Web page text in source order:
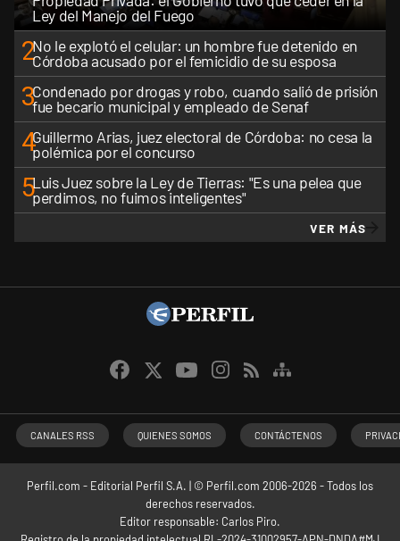
Ley del Manejo del Fuego
2No le explotó el celular: un hombre fue detenido en
Córdoba acusado por el femicidio de su esposa
3Condenado por drogas y robo, cuando salió de prisión
fue becario municipal y empleado de Senaf
4Guillermo Arias, juez electoral de Córdoba: no cesa la
polémica por el concurso
5Luis Juez sobre la Ley de Tierras: "Es una pelea que
perdimos, no fuimos inteligentes"
VER MÁS
CANALES RSS QUIENES SOMOS CONTÁCTENOS
Perfil.com - Editorial Perfil S.A. | © Perfil.com 2006-2026 - Todos los
derechos reservados.
Editor responsable: Carlos Piro.